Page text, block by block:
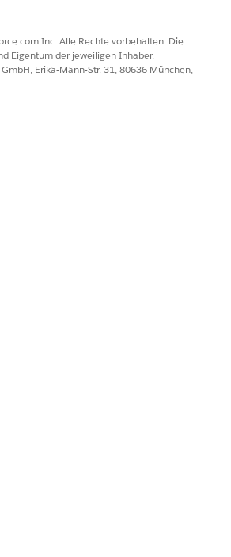
Inc. Alle Rechte vorbehalten. Die
Eigentum der jeweiligen Inhaber.
Erika-Mann-Str. 31, 80636 München,